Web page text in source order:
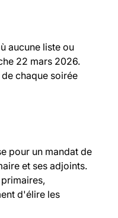
aucune liste ou
22 mars 2026.
chaque soirée
pour un mandat de
et ses adjoints.
d'élire les